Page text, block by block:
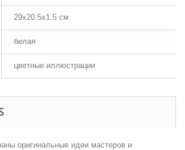
29x20.5x1.5 см
белая
цветные иллюстрации
оригинальные идеи мастеров и